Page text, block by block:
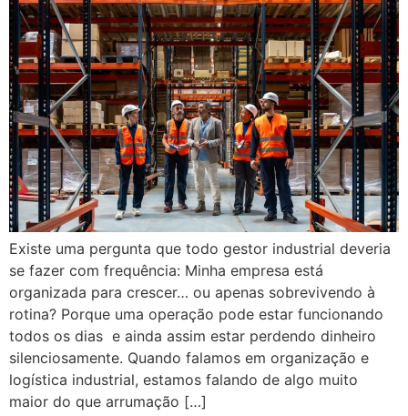
Existe uma pergunta que todo gestor industrial deveria
se fazer com frequência: Minha empresa está
organizada para crescer… ou apenas sobrevivendo à
rotina? Porque uma operação pode estar funcionando
todos os dias e ainda assim estar perdendo dinheiro
silenciosamente. Quando falamos em organização e
logística industrial, estamos falando de algo muito
maior do que arrumação […]